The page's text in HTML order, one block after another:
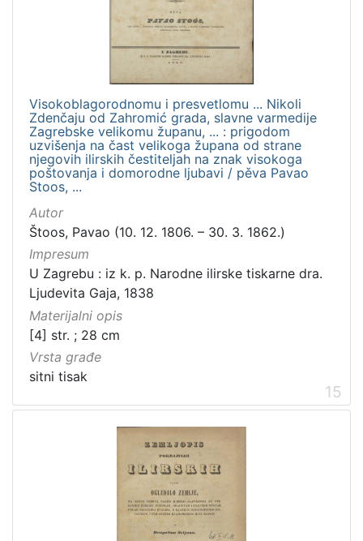
Visokoblagorodnomu i presvetlomu ... Nikoli
Zdenčaju od Zahromić grada, slavne varmedije
Zagrebske velikomu županu, ... : prigodom
uzvišenja na čast velikoga župana od strane
njegovih ilirskih čestiteljah na znak visokoga
poštovanja i domorodne ljubavi / pěva Pavao
Stoos, ...
Autor
Štoos, Pavao (10. 12. 1806. – 30. 3. 1862.)
Impresum
U Zagrebu : iz k. p. Narodne ilirske tiskarne dra.
Ljudevita Gaja, 1838
Materijalni opis
[4] str. ; 28 cm
Vrsta građe
sitni tisak
15